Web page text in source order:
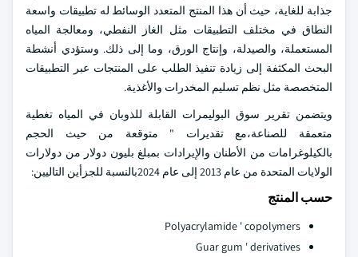
جذابة للغاية، حيث أن هذا المنتج المتعدد الوسائط له تطبيقات واسعة
النطاق في مختلف التطبيقات مثل الغاز النفطي، ومعالجة المياه
المستعملة، والصيدلة، وإنتاج الورق، وما إلى ذلك. وستؤدي أنشطة
البحث المكثفة إلى زيادة تنفيذ الطلب على المنتجات عبر التطبيقات
المتخصصة مثل نظم تسليم المخدرات والأغذية.
ويتضمن تقرير سوق البوليمرات القابلة للذوبان في المياه تغطية
متعمقة للصناعة،مع تقديرات " متوقعة من حيث الحجم
بالكيلوغرامات من الأطنان والإيرادات بمبلغ بليون دولار من دولارات
الولايات المتحدة من عام 2013 إلى عام 2024بالنسبة للجزأين التاليين:
حسب المنتج
Polyacrylamide ' copolymers
Guar gum ' derivatives